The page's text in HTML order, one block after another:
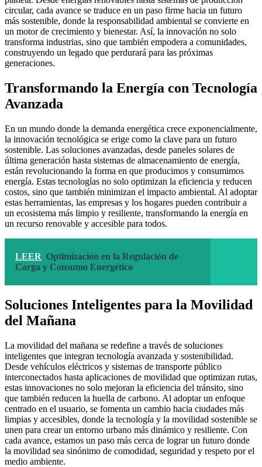
circular, cada avance se traduce en un paso firme hacia un futuro
más sostenible, donde la responsabilidad ambiental se convierte en
un motor de crecimiento y bienestar. Así, la innovación no solo
transforma industrias, sino que también empodera a comunidades,
construyendo un legado que perdurará para las próximas
generaciones.
Transformando la Energía con Tecnología
Avanzada
En un mundo donde la demanda energética crece exponencialmente,
la innovación tecnológica se erige como la clave para un futuro
sostenible. Las soluciones avanzadas, desde paneles solares de
última generación hasta sistemas de almacenamiento de energía,
están revolucionando la forma en que producimos y consumimos
energía. Estas tecnologías no solo optimizan la eficiencia y reducen
costos, sino que también minimizan el impacto ambiental. Al adoptar
estas herramientas, las empresas y los hogares pueden contribuir a
un ecosistema más limpio y resiliente, transformando la energía en
un recurso renovable y accesible para todos.
LEER Optimización en la Regulación de
Carga y Consumo Energético
Soluciones Inteligentes para la Movilidad
del Mañana
La movilidad del mañana se redefine a través de soluciones
inteligentes que integran tecnología avanzada y sostenibilidad.
Desde vehículos eléctricos y sistemas de transporte público
interconectados hasta aplicaciones de movilidad que optimizan rutas,
estas innovaciones no solo mejoran la eficiencia del tránsito, sino
que también reducen la huella de carbono. Al adoptar un enfoque
centrado en el usuario, se fomenta un cambio hacia ciudades más
limpias y accesibles, donde la tecnología y la movilidad sostenible se
unen para crear un entorno urbano más dinámico y resiliente. Con
cada avance, estamos un paso más cerca de lograr un futuro donde
la movilidad sea sinónimo de comodidad, seguridad y respeto por el
medio ambiente.